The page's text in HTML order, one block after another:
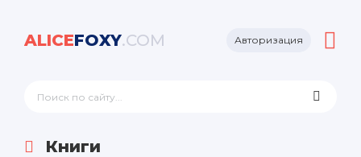
ALICEFOXY.COM Авторизация
Книги